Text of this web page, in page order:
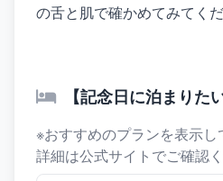
の舌と肌で確かめてみてくだ
【記念日に泊まりた
※おすすめのプランを表示し
詳細は公式サイトでご確認く